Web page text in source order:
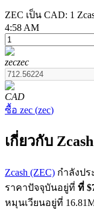
ฟิวเจอร์ส
ZEC เป็น CAD: 1
4:58 AM
zeczec
CAD
ซื้อ zec (zec)
เกี่ยวกับ Zcash
Zcash (ZEC) กำลังป
ราคาปัจจุบันอยู่ที่ ที่
หมุนเวียนอยู่ที่